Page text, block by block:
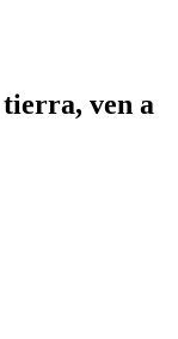
ven a